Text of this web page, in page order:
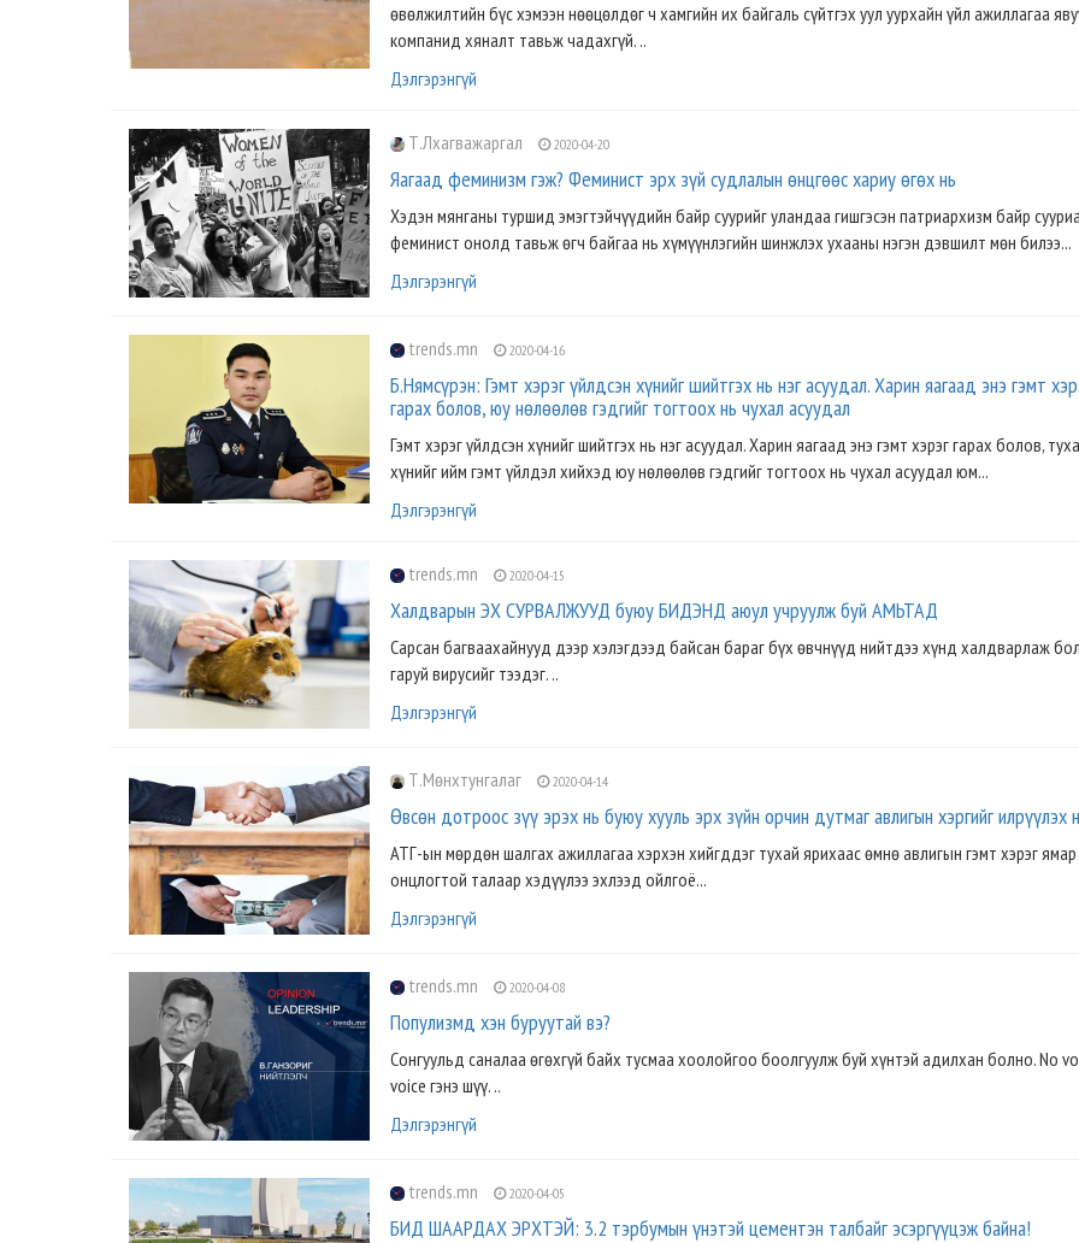
өвөлжилтийн бүс хэмээн нөөцөлдөг ч хамгийн их байгаль сүйтгэх уул уурхайн үйл ажиллагаа
компанид хяналт тавьж чадахгүй. ..
Дэлгэрэнгүй
Т.Лхагважаргал 2020-04-20
Яагаад феминизм гэж? Феминист эрх зүй судлалын өнцгөөс хариу өгөх нь
Хэдэн мянганы туршид эмэгтэйчүүдийн байр суурийг уландаа гишгэсэн патриархизм байр
феминист онолд тавьж өгч байгаа нь хүмүүнлэгийн шинжлэх ухааны нэгэн дэвшилт мөн билээ...
Дэлгэрэнгүй
trends.mn 2020-04-16
Б.Нямсүрэн: Гэмт хэрэг үйлдсэн хүнийг шийтгэх нь нэг асуудал. Харин яагаад энэ гэмт
гарах болов, юу нөлөөлөв гэдгийг тогтоох нь чухал асуудал
Гэмт хэрэг үйлдсэн хүнийг шийтгэх нь нэг асуудал. Харин яагаад энэ гэмт хэрэг гарах болов,
хүнийг ийм гэмт үйлдэл хийхэд юу нөлөөлөв гэдгийг тогтоох нь чухал асуудал юм...
Дэлгэрэнгүй
trends.mn 2020-04-15
Халдварын ЭХ СУРВАЛЖУУД буюу БИДЭНД аюул учруулж буй АМЬТАД
Сарсан багваахайнууд дээр хэлэгдээд байсан бараг бүх өвчнүүд нийтдээ хүнд халдварлаж
гаруй вирусийг тээдэг. ..
Дэлгэрэнгүй
Т.Мөнхтунгалаг 2020-04-14
Өвсөн дотроос зүү эрэх нь буюу хууль эрх зүйн орчин дутмаг авлигын хэргийг илрүүлэх
АТГ-ын мөрдөн шалгах ажиллагаа хэрхэн хийгддэг тухай ярихаас өмнө авлигын гэмт хэрэг ямар
онцлогтой талаар хэдүүлээ эхлээд ойлгоё...
Дэлгэрэнгүй
trends.mn 2020-04-08
Популизмд хэн буруутай вэ?
Сонгуульд саналаа өгөхгүй байх тусмаа хоолойгоо боолгуулж буй хүнтэй адилхан болно. No
voice гэнэ шүү. ..
Дэлгэрэнгүй
trends.mn 2020-04-05
БИД ШААРДАХ ЭРХТЭЙ: 3.2 тэрбумын үнэтэй цементэн талбайг эсэргүүцэж байна!